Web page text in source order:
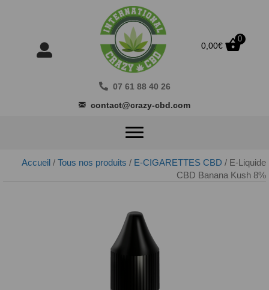
0,00€
0
07 61 88 40 26
contact@crazy-cbd.com
Accueil / Tous nos produits / E-CIGARETTES CBD / E-Liquide
CBD Banana Kush 8%